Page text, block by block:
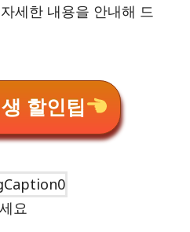
세한 내용을 안내해 드
할인팁
요